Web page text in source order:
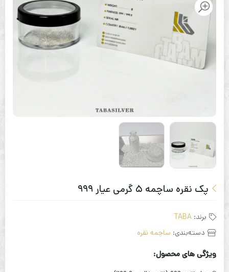
پک نقره ساچمه ۵ گرمی عیار ۹۹۹
برند: TABA
دسته‌بندی: ساچمه نقره
ویژگی های محصول: